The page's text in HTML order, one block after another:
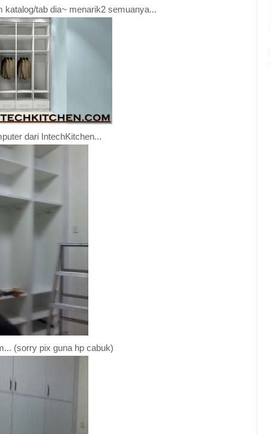
katalog/tab dia~ menarik2 semuanya...
dari IntechKitchen...
(sorry pix guna hp cabuk)